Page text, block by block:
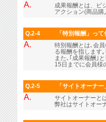
A.
成果報酬とは、ビ
アクション(商品
Q.2-4 「特別報酬」っ
A.
特別報酬とは､会
る報酬を指します
また､｢成果報酬｣
15日までに会員様
Q.2-5 「サイトオーナ
A.
サイトオーナーと
弊社はサイトオー